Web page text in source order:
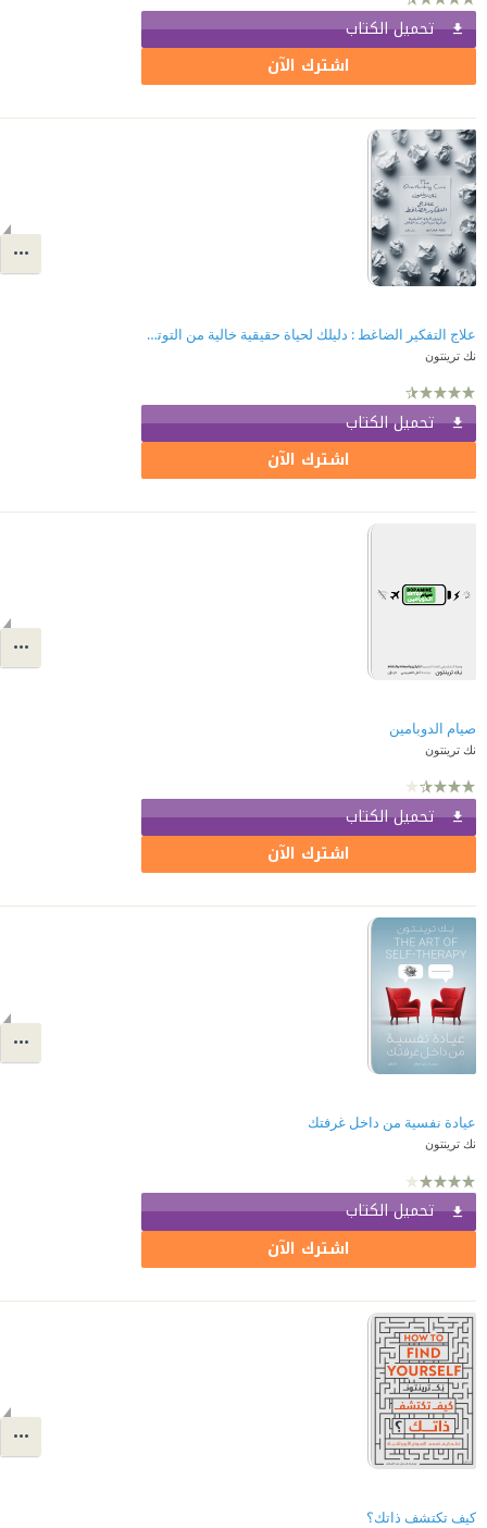
تحميل الكتاب
اشترك الآن
علاج التفكير الضاغط : دليلك لحياة حقيقية خالية من التوتر والقلق
نك ترينتون
تحميل الكتاب
اشترك الآن
صيام الدوبامين
نك ترينتون
تحميل الكتاب
اشترك الآن
عيادة نفسية من داخل غرفتك
نك ترينتون
تحميل الكتاب
اشترك الآن
كيف تكتشف ذاتك؟